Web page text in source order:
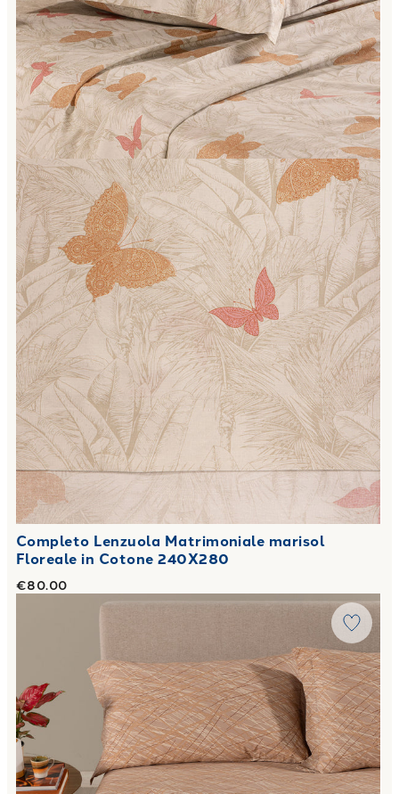
Completo Lenzuola Matrimoniale marisol
Floreale in Cotone 240X280
€80.00
Completo Lenzuola Notting Casa Color in Cotone